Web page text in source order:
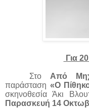
Για
Στο Από
παράσταση «Ο
σκηνοθεσία Άκι
Παρασκευή 14